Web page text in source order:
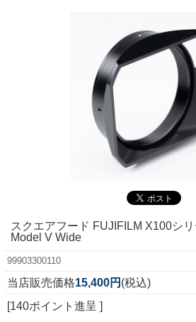
スクエアフード FUJIFILM X100シ
Model V Wide
99903300110
当店販売価格15,400円 (税込)
[140ポイント進呈 ]